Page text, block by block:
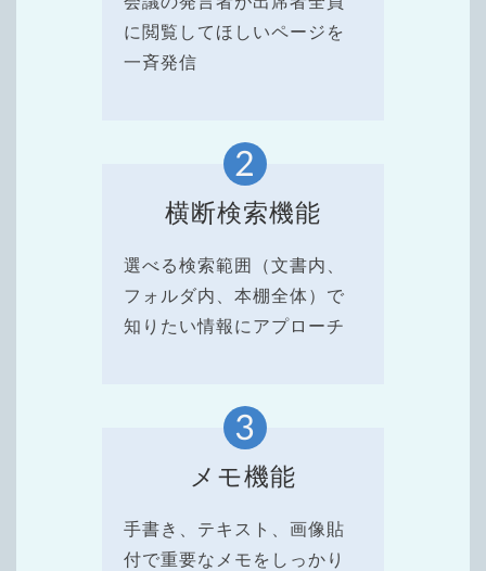
に閲覧してほしいページを
一斉発信
横断検索機能
選べる検索範囲（文書内、
フォルダ内、本棚全体）で
知りたい情報にアプローチ
メモ機能
手書き、テキスト、画像貼
付で重要なメモをしっかり